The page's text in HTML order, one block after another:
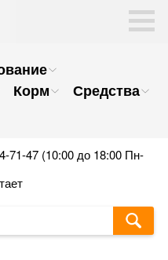
Корм
Средства
71-47 (10:00 до 18:00 Пн-